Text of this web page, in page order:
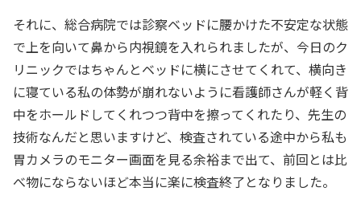
それに、総合病院では診察ベッドに腰かけた不安定な状態
で上を向いて鼻から内視鏡を入れられましたが、今日のク
リニックではちゃんとベッドに横にさせてくれて、横向き
に寝ている私の体勢が崩れないように看護師さんが軽く背
中をホールドしてくれつつ背中を擦ってくれたり、先生の
技術なんだと思いますけど、検査されている途中から私も
胃カメラのモニター画面を見る余裕まで出て、前回とは比
べ物にならないほど本当に楽に検査終了となりました。